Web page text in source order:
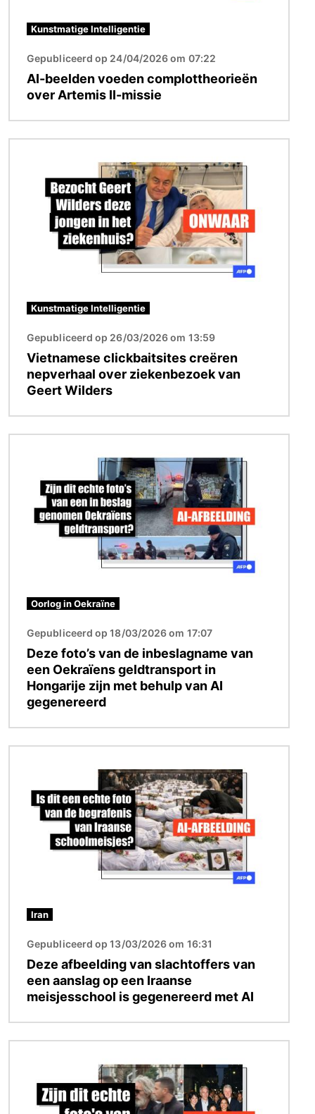
Kunstmatige Intelligentie
Gepubliceerd op 24/04/2026 om 07:22
AI-beelden voeden complottheorieën
over Artemis II-missie
Kunstmatige Intelligentie
Gepubliceerd op 26/03/2026 om 13:59
Vietnamese clickbaitsites creëren
nepverhaal over ziekenbezoek van
Geert Wilders
Oorlog in Oekraïne
Gepubliceerd op 18/03/2026 om 17:07
Deze foto’s van de inbeslagname van
een Oekraïens geldtransport in
Hongarije zijn met behulp van AI
gegenereerd
Iran
Gepubliceerd op 13/03/2026 om 16:31
Deze afbeelding van slachtoffers van
een aanslag op een Iraanse
meisjesschool is gegenereerd met AI